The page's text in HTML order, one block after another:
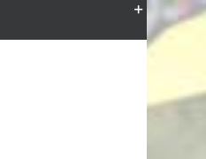
Toggle